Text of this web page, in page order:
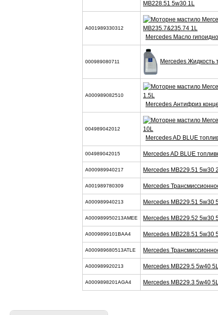
MB228.51 5w30 1L
A001989330312
Mercedes Масло
000989080711 Mercedes Жидкость
A000989082510
Mercedes Антифриз
004989042012
Mercedes AD BLUE
004989042015 Mercedes AD BLUE
A000989940217 Mercedes MB229.51 5w30
A001989780309 Mercedes
A000989940213 Mercedes MB229.51 5w30
A000989950213AMEE Mercedes MB229.52 5w30
A0009899101BAA4 Mercedes MB228.51 5w30
A000989680513ATLE Mercedes
A000989920213 Mercedes MB229.5 5w40
A0009898201AGA4 Mercedes MB229.3 5w40